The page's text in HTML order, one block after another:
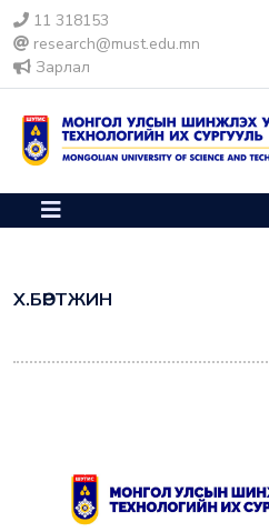
11 318153
research@must.edu.mn
Зарлал
Х.БӨРТЖИН